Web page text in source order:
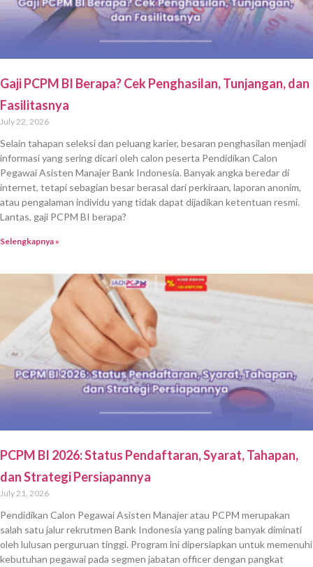
Gaji PCPM BI Berapa? Cek Penghasilan, Tunjangan, dan
Fasilitasnya
July 22, 2026
Selain tahapan seleksi dan peluang karier, besaran penghasilan menjadi
informasi yang sering dicari oleh calon peserta Pendidikan Calon
Pegawai Asisten Manajer Bank Indonesia. Banyak angka beredar di
internet, tetapi sebagian besar berasal dari perkiraan, laporan anonim,
atau pengalaman individu yang tidak dapat dijadikan ketentuan resmi.
Lantas, gaji PCPM BI berapa?
Selengkapnya »
PCPM BI 2026: Status Pendaftaran, Syarat, Tahapan,
dan Strategi Persiapannya
July 21, 2026
Pendidikan Calon Pegawai Asisten Manajer atau PCPM merupakan
salah satu jalur rekrutmen Bank Indonesia yang paling banyak diminati
oleh lulusan perguruan tinggi. Program ini dipersiapkan untuk memenuhi
kebutuhan pegawai pada segmen jabatan officer dengan pangkat